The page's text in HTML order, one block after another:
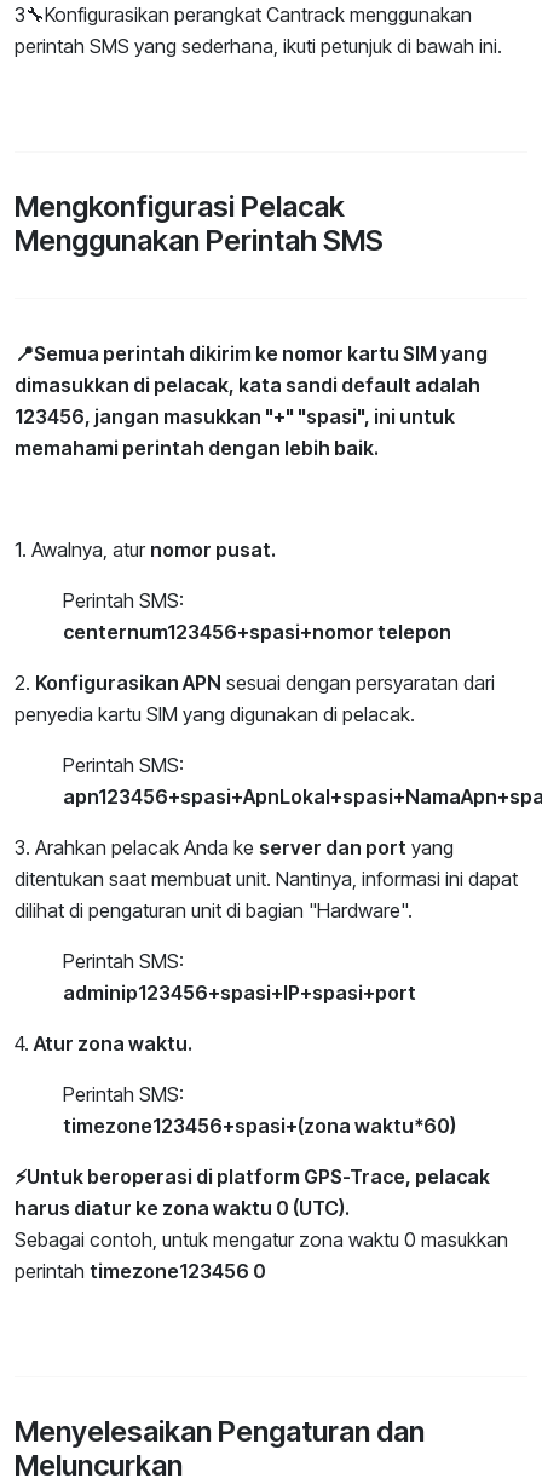
3🔧Konfigurasikan perangkat Cantrack menggunakan
perintah SMS yang sederhana, ikuti petunjuk di bawah ini.
Mengkonfigurasi Pelacak
Menggunakan Perintah SMS
📍Semua perintah dikirim ke nomor kartu SIM yang
dimasukkan di pelacak, kata sandi default adalah
123456, jangan masukkan "+" "spasi", ini untuk
memahami perintah dengan lebih baik.
1. Awalnya, atur nomor pusat.
Perintah SMS:
centernum123456+spasi+nomor telepon
2. Konfigurasikan APN sesuai dengan persyaratan dari
penyedia kartu SIM yang digunakan di pelacak.
Perintah SMS:
3. Arahkan pelacak Anda ke server dan port yang
ditentukan saat membuat unit. Nantinya, informasi ini dapat
dilihat di pengaturan unit di bagian "Hardware".
Perintah SMS:
adminip123456+spasi+IP+spasi+port
4. Atur zona waktu.
Perintah SMS:
timezone123456+spasi+(zona waktu*60)
⚡Untuk beroperasi di platform GPS-Trace, pelacak
harus diatur ke zona waktu 0 (UTC).
Sebagai contoh, untuk mengatur zona waktu 0 masukkan
perintah timezone123456 0
Menyelesaikan Pengaturan dan
Meluncurkan